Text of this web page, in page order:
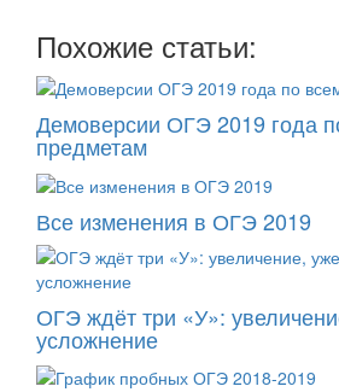
Похожие статьи:
Демоверсии ОГЭ 2019 года
предметам
Все изменения в ОГЭ 2019
ОГЭ ждёт три «У»:
усложнение